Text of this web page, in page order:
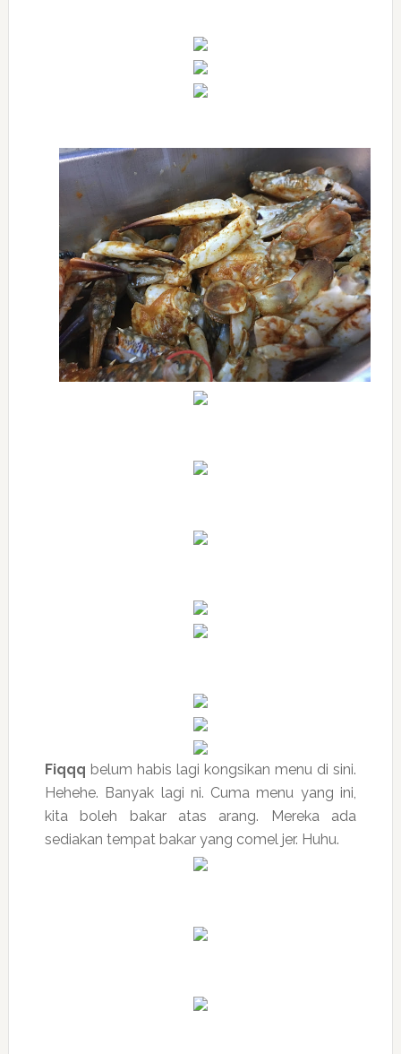
Fiqqq belum habis lagi kongsikan menu di sini.
Hehehe. Banyak lagi ni. Cuma menu yang ini,
kita boleh bakar atas arang. Mereka ada
sediakan tempat bakar yang comel jer. Huhu.